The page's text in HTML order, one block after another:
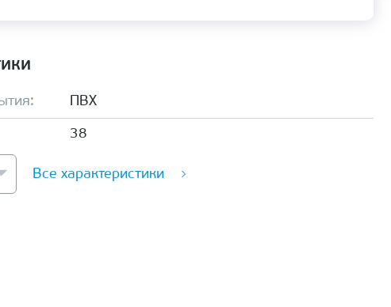
ПВХ
38
Все характеристики